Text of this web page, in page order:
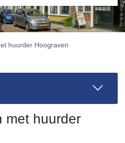
huurder Hoograven
met huurder